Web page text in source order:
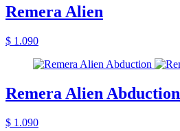
Remera Alien
$ 1.090
Remera Alien Abduction
$ 1.090